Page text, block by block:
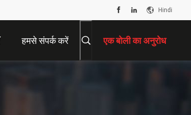
Hindi
हमसे संपर्क करें एक बोली का अनुरोध